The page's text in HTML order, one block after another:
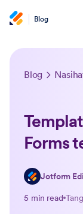
Blog
Blog
Forms
Jotform
5 min read